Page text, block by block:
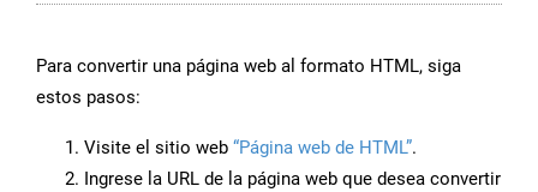
Para convertir una página web al formato HTML, siga
estos pasos:
Visite el sitio web “Página web de HTML”.
Ingrese la URL de la página web que desea convertir